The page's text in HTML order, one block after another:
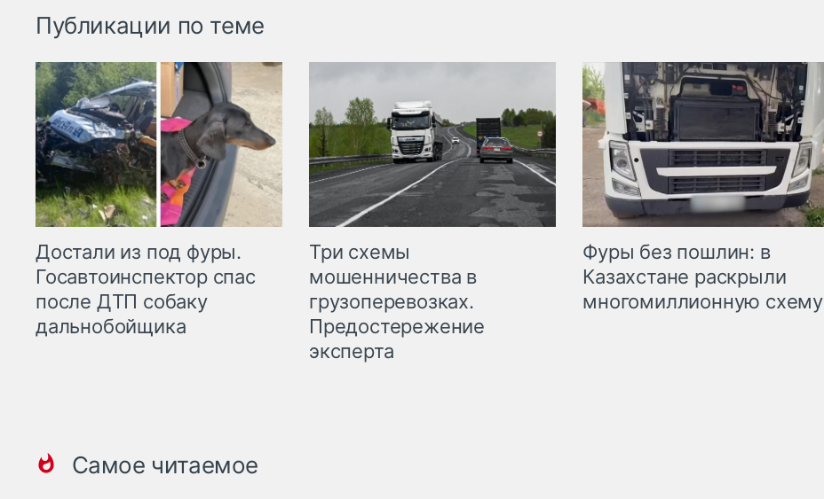
Публикации по теме
Достали из под фуры.
Госавтоинспектор спас
после ДТП собаку
дальнобойщика
Три схемы
мошенничества в
грузоперевозках.
Предостережение
эксперта
Фуры без пошлин: в
Казахстане раскрыли
многомиллионную схему
Самое читаемое